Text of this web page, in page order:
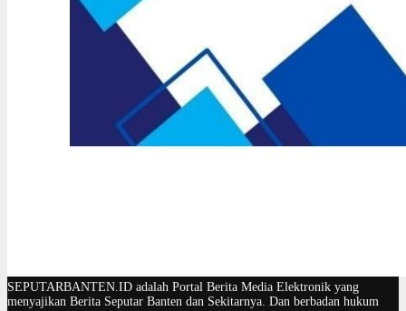
SEPUTARBANTEN.ID adalah Portal Berita Media Elektronik yang
menyajikan Berita Seputar Banten dan Sekitarnya. Dan berbadan hukum